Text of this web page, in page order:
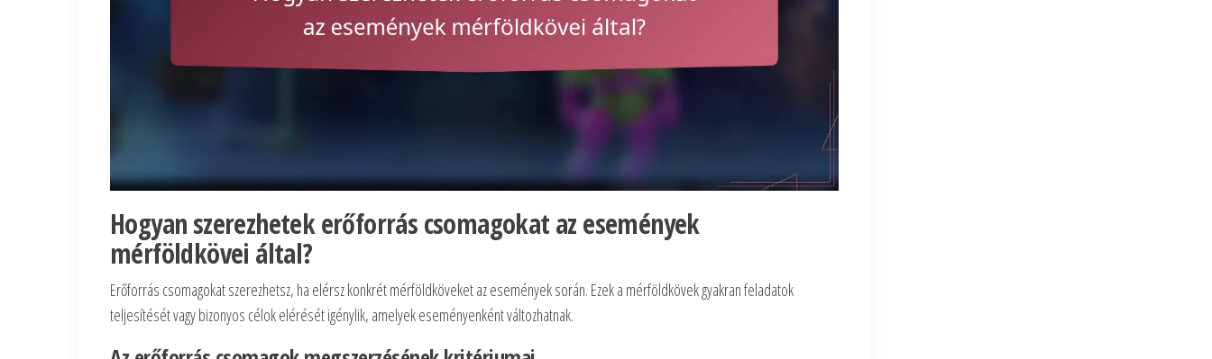
Hogyan szerezhetek erőforrás csomagokat az események
mérföldkövei által?
Erőforrás csomagokat szerezhetsz, ha elérsz konkrét mérföldköveket az események során. Ezek a mérföldkövek gyakran feladatok
teljesítését vagy bizonyos célok elérését igénylik, amelyek eseményenként változhatnak.